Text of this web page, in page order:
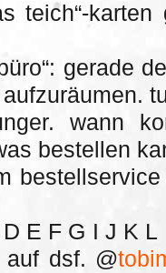
teich“-
gerade
wann
bestellen
E F G I J K
dsf. @